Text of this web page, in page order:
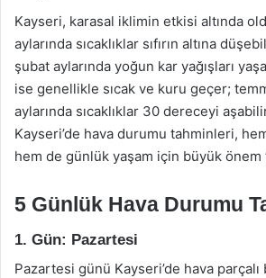
Kayseri, karasal iklimin etkisi altında
aylarında sıcaklıklar sıfırın altına
şubat aylarında yoğun kar yağışları
ise genellikle sıcak ve kuru geçer;
aylarında sıcaklıklar 30 dereceyi
Kayseri’de hava durumu tahminleri,
hem de günlük yaşam için büyük önem
5 Günlük Hava Durumu
1. Gün: Pazartesi
Pazartesi günü Kayseri’de hava